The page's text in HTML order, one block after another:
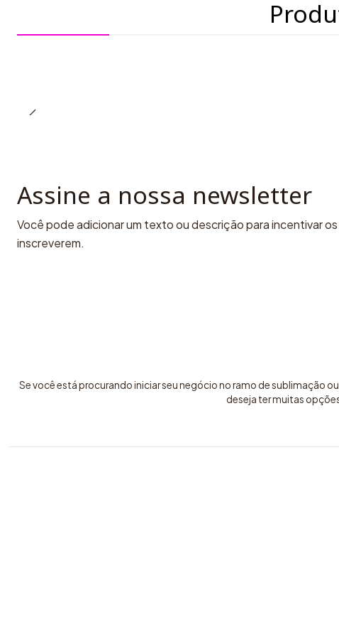
Assine a nossa newsletter
Você pode adicionar um texto ou descrição para incentivar
inscreverem.
Se você está procurando iniciar seu negócio no ramo de sublimação
deseja ter muitas